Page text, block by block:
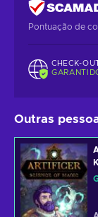
Pontuação de
CHECK-
Outras